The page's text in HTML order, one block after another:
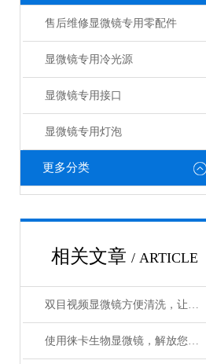
售后维修显微镜专用零配件
显微镜专用冷光源
显微镜专用接口
显微镜专用灯泡
更多分类
相关文章 / ARTICLE
双目视频显微镜方便清洗，让你的眼睛不再疲劳
使用徕卡生物显微镜，解放您的大脑！